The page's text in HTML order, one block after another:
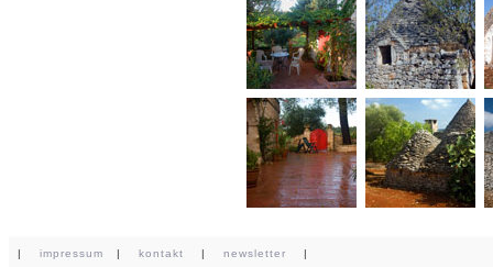
| impressum | kontakt | newsletter |